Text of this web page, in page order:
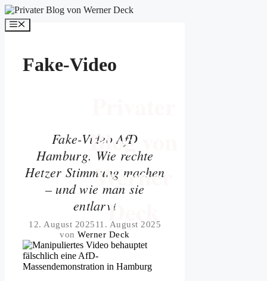
Zum
Inhalt
springen
Blog von
Werner
Deck
Menü
Fake-Video
Fake-Video AfD
Hamburg. Wie rechte
Hetzer Stimmung machen
– und wie man sie
entlarvt
12. August 202511. August 2025
vonWerner Deck